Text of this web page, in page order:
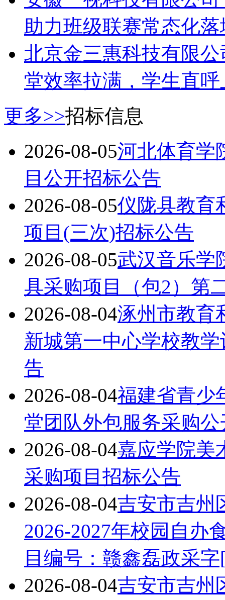
安徽一视科技有限公司
助力班级联赛常态化落
北京金三惠科技有限公
堂效率拉满，学生直
更多>>招标信息
2026-08-05河北体育学
目公开招标公告
2026-08-05仪陇县教育
项目(三次)招标公告
2026-08-05武汉音乐学
具采购项目（包2）第
2026-08-04涿州市教育
新城第一中心学校教
告
2026-08-04福建省青少
堂团队外包服务采购
2026-08-04嘉应学院美
采购项目招标公告
2026-08-04吉安市吉州
2026-2027年校园自办
目编号：赣鑫磊政采